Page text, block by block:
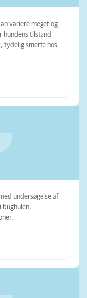
variere meget og
hundens tilstand
tydelig smerte hos
undersøgelse af
bughulen,